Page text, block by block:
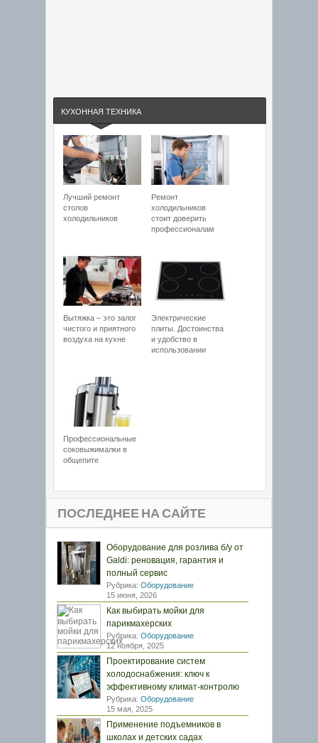
КУХОННАЯ ТЕХНИКА
Лучший ремонт
столов
холодильников
Ремонт
холодильников
стоит доверить
профессионалам
Вытяжка – это залог
чистого и приятного
воздуха на кухне
Электрические
плиты. Достоинства
и удобство в
использовании
Профессиональные
соковыжималки в
общепите
ПОСЛЕДНЕЕ НА САЙТЕ
Оборудование для розлива б/у от
Galdi: реновация, гарантия и
полный сервис
Рубрика: Оборудование
15 июня, 2026
Как выбирать мойки для
парикмахерских
Рубрика: Оборудование
12 ноября, 2025
Проектирование систем
холодоснабжения: ключ к
эффективному климат-контролю
Рубрика: Оборудование
15 мая, 2025
Применение подъемников в
школах и детских садах